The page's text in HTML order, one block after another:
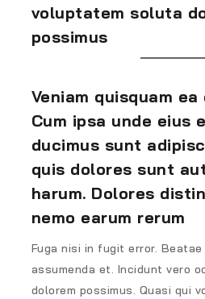
voluptatem soluta
possimus
Veniam quisquam
Cum ipsa unde eius
ducimus sunt
quis dolores sunt
harum. Dolores
nemo earum rerum
Fuga nisi in fugit error.
assumenda et. Incidunt vero
dolorem possimus. Quasi qui